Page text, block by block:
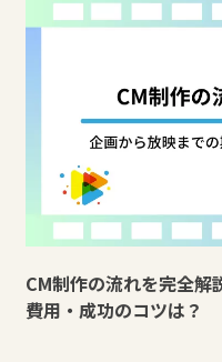
CM制作の流れを完全解
費用・成功のコツは？